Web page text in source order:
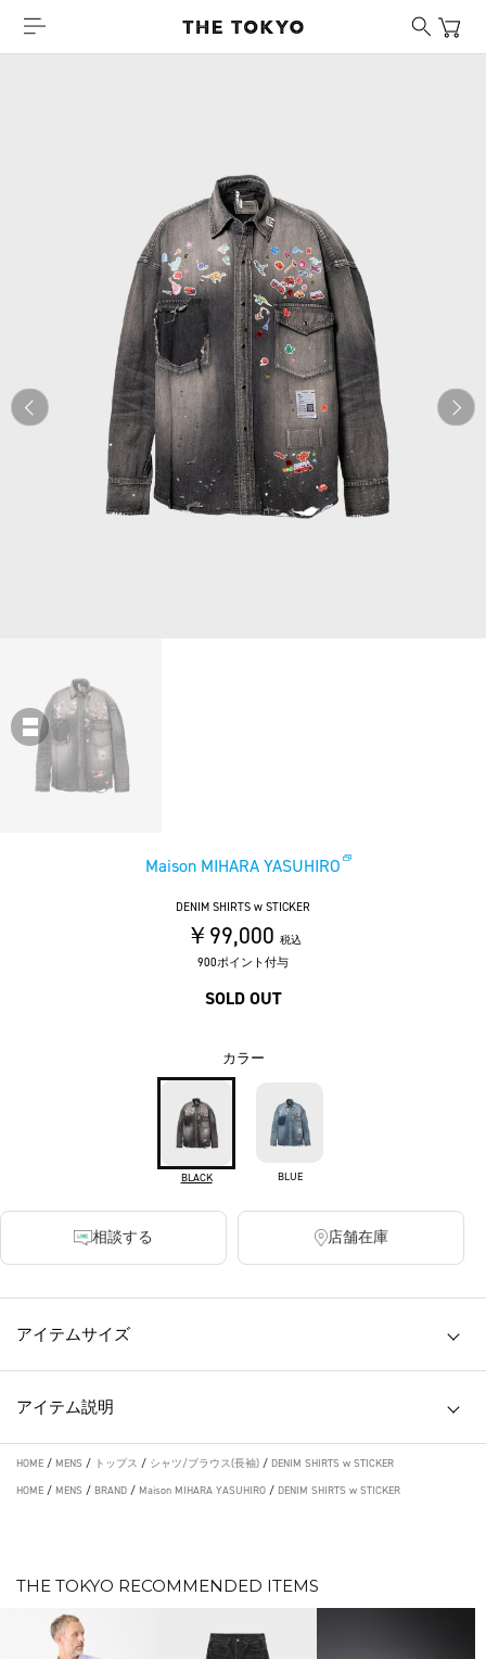
Maison MIHARA YASUHIRO
DENIM SHIRTS w STICKER
￥99,000 税込
900ポイント付与
SOLD OUT
カラー
BLACK BLUE
相談する 店舗在庫
アイテムサイズ
アイテム説明
HOME / MENS / トップス / シャツ/ブラウス(長袖) / DENIM SHIRTS w STICKER
HOME / MENS / BRAND / Maison MIHARA YASUHIRO / DENIM SHIRTS w STICKER
THE TOKYO RECOMMENDED ITEMS